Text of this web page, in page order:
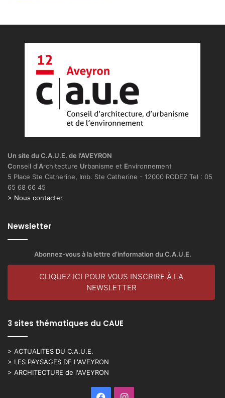
Un site du C.A.U.E. de l'AVEYRON
Conseil d'Architecture Urbanisme et Environnement
5 Place Ste Catherine, Imb. Ste Catherine - 12000 RODEZ Tel : 05
65 68 66 45
> Nous contacter
Newsletter
Abonnez-vous à la lettre d’information du C.A.U.E.
CLIQUEZ ICI POUR VOUS INSCRIRE À LA
NEWSLETTER
3 sites thématiques du CAUE
> ACTUALITES DU C.A.U.E.
> LES PAYSAGES DE L'AVEYRON
> ARCHITECTURE de l'AVEYRON